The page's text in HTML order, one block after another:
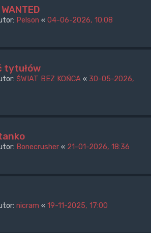
Pelson « 04-06-2026, 10:08
tytułów
ŚWIAT BEZ KOŃCA « 30-05-2026,
Bonecrusher « 21-01-2026, 18:36
nicram « 19-11-2025, 17:00